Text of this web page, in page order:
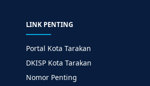
LINK PENTING
Portal Kota Tarakan
DKISP Kota Tarakan
Nomor Penting